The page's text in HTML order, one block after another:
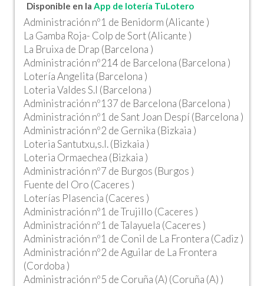
Disponible en la App de lotería TuLotero
Administración nº1 de Benidorm (Alicante )
La Gamba Roja- Colp de Sort (Alicante )
La Bruixa de Drap (Barcelona )
Administración nº214 de Barcelona (Barcelona )
Lotería Angelita (Barcelona )
Loteria Valdes S.l (Barcelona )
Administración nº137 de Barcelona (Barcelona )
Administración nº1 de Sant Joan Despí (Barcelona )
Administración nº2 de Gernika (Bizkaia )
Loteria Santutxu,s.l. (Bizkaia )
Loteria Ormaechea (Bizkaia )
Administración nº7 de Burgos (Burgos )
Fuente del Oro (Caceres )
Loterías Plasencia (Caceres )
Administración nº1 de Trujillo (Caceres )
Administración nº1 de Talayuela (Caceres )
Administración nº1 de Conil de La Frontera (Cadiz )
Administración nº2 de Aguilar de La Frontera
(Cordoba )
Administración nº5 de Coruña (A) (Coruña (A) )